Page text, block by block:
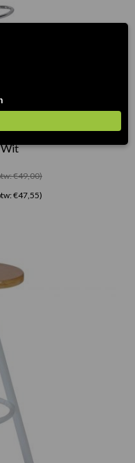
Wit
€49,00)
€47,55)